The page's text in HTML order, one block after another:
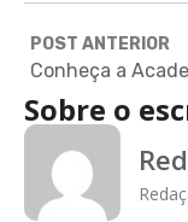
POST ANTERIOR
Sobre o